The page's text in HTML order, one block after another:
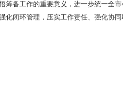
备工作的重要意义，进一步统一全
闭环管理，压实工作责任、强化协